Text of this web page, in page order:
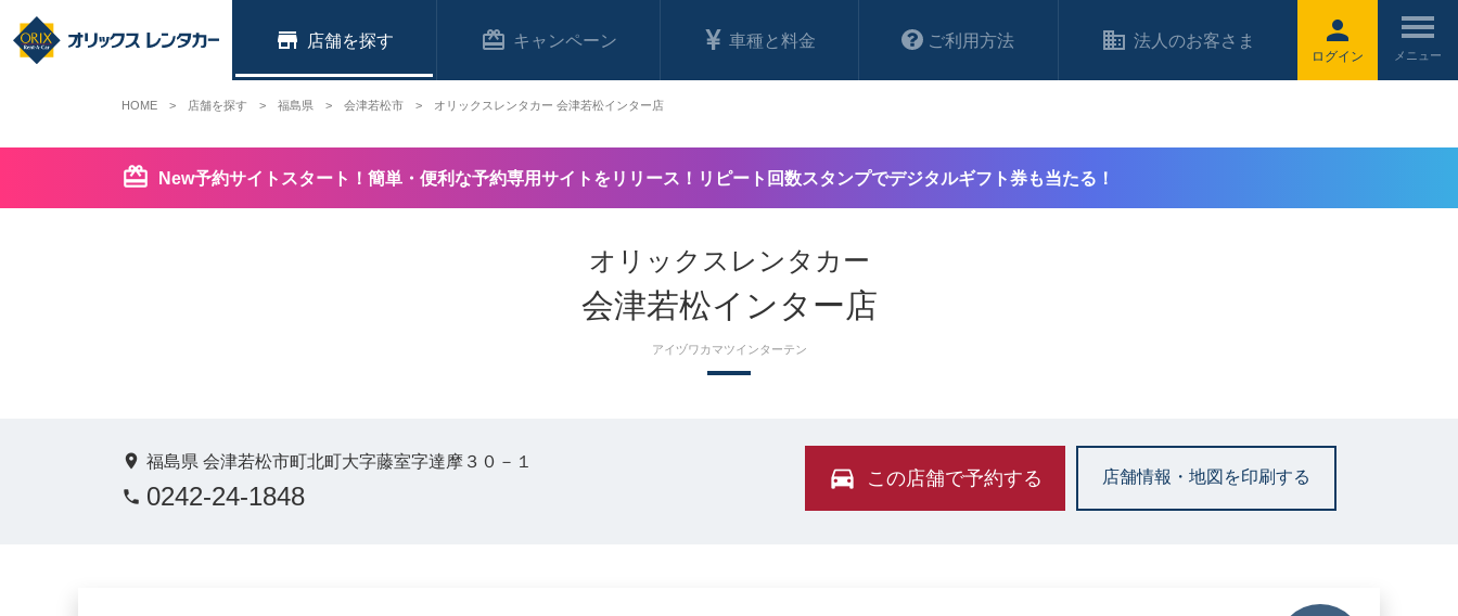
ログイン
店舗 キャンペーン 車種と料金 ご利用方法 法人のお客さま
New予約サイトスタート！簡単・便利な予約専用サイトをリリース！リピート回数スタンプでデジタルギフト券も当たる！
オリックスレンタカー
会津若松インター店
アイヅワカマツインターテン
福島県 会津若松市町北町大字藤室字達摩３０－１
0242-24-1848
この店舗で予約する 店舗情報・地図を印刷する
HOME 店舗を探す 福島県 会津若松市 オリックスレンタカー 会津若松インター店